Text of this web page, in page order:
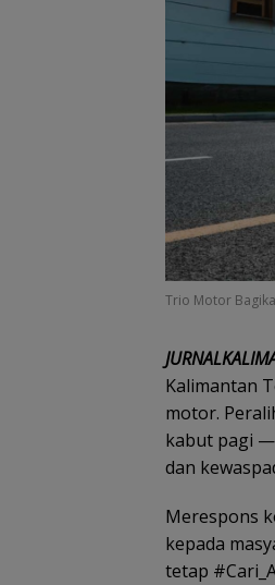
Trio Motor
Kalimantan
motor.
kabut pagi —
dan
Merespons
kepada
tetap